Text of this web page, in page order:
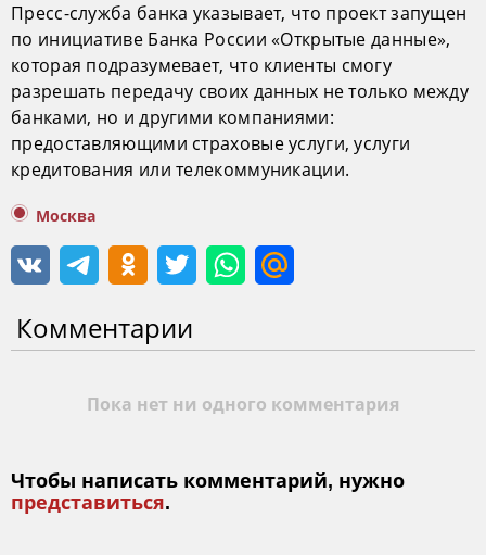
Пресс-служба банка указывает, что проект запущен
по инициативе Банка России «Открытые данные»,
которая подразумевает, что клиенты смогу
разрешать передачу своих данных не только между
банками, но и другими компаниями:
предоставляющими страховые услуги, услуги
кредитования или телекоммуникации.
Москва
Комментарии
Пока нет ни одного комментария
Чтобы написать комментарий, нужно
представиться.